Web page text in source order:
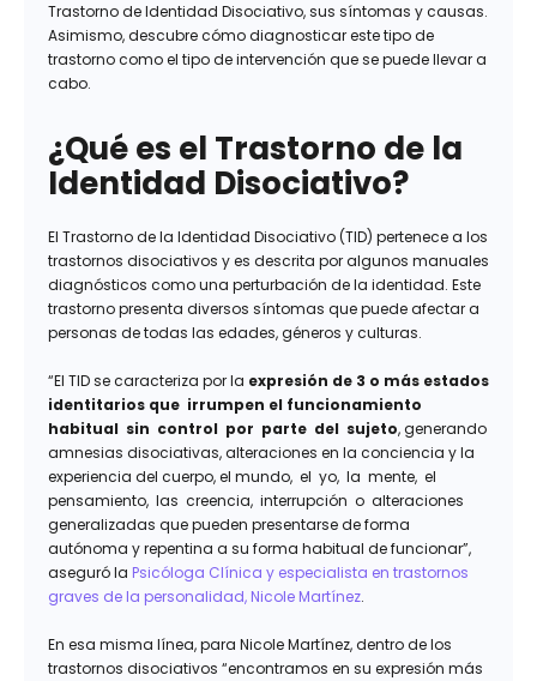
Trastorno de Identidad Disociativo, sus síntomas y causas.
Asimismo, descubre cómo diagnosticar este tipo de
trastorno como el tipo de intervención que se puede llevar a
cabo.
¿Qué es el Trastorno de la
Identidad Disociativo?
El Trastorno de la Identidad Disociativo (TID) pertenece a los
trastornos disociativos y es descrita por algunos manuales
diagnósticos como una perturbación de la identidad. Este
trastorno presenta diversos síntomas que puede afectar a
personas de todas las edades, géneros y culturas.
“El TID se caracteriza por la expresión de 3 o más estados
identitarios que irrumpen el funcionamiento
habitual sin control por parte del sujeto, generando
amnesias disociativas, alteraciones en la conciencia y la
experiencia del cuerpo, el mundo, el yo, la mente, el
pensamiento, las creencia, interrupción o alteraciones
generalizadas que pueden presentarse de forma
autónoma y repentina a su forma habitual de funcionar”,
aseguró la Psicóloga Clínica y especialista en trastornos
graves de la personalidad, Nicole Martínez.
En esa misma línea, para Nicole Martínez, dentro de los
trastornos disociativos “encontramos en su expresión más